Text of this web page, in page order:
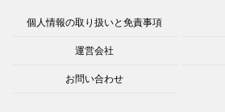
個人情報の取り扱いと免責事項
運営会社
お問い合わせ